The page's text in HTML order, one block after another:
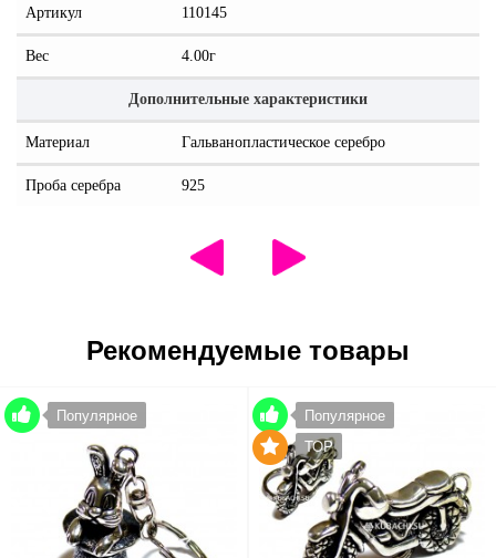
Артикул 110145
Вес 4.00г
Дополнительные характеристики
Материал Гальванопластическое серебро
Проба серебра 925
Рекомендуемые товары
Популярное
Популярное
TOP